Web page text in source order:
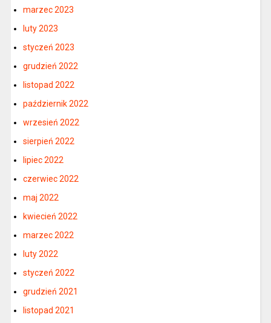
marzec 2023
luty 2023
styczeń 2023
grudzień 2022
listopad 2022
październik 2022
wrzesień 2022
sierpień 2022
lipiec 2022
czerwiec 2022
maj 2022
kwiecień 2022
marzec 2022
luty 2022
styczeń 2022
grudzień 2021
listopad 2021